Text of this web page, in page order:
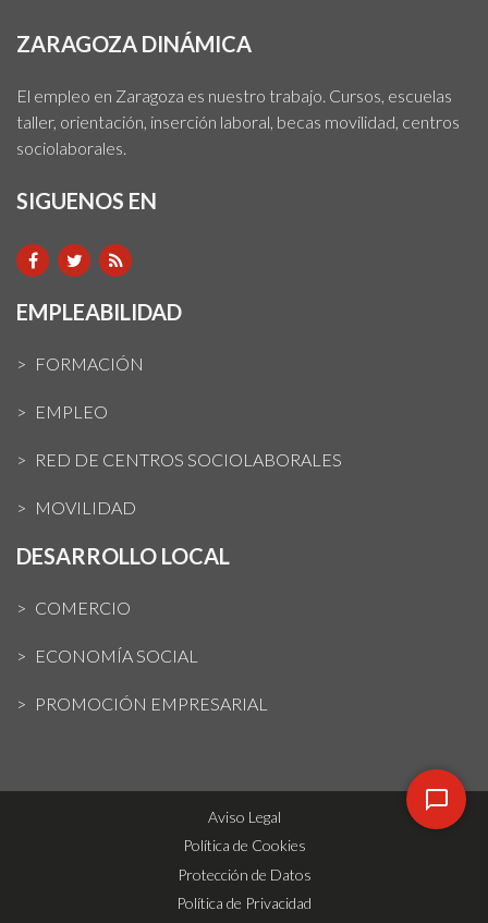
ZARAGOZA DINÁMICA
El empleo en Zaragoza es nuestro trabajo. Cursos, escuelas
taller, orientación, inserción laboral, becas movilidad, centros
sociolaborales.
SIGUENOS EN
EMPLEABILIDAD
FORMACIÓN
EMPLEO
RED DE CENTROS SOCIOLABORALES
MOVILIDAD
DESARROLLO LOCAL
COMERCIO
ECONOMÍA SOCIAL
PROMOCIÓN EMPRESARIAL
Aviso Legal
Política de Cookies
Protección de Datos
Política de Privacidad